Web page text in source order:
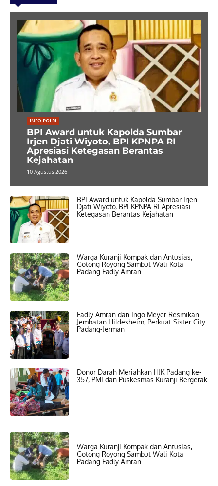
INFO POLRI
BPI Award untuk Kapolda Sumbar
Irjen Djati Wiyoto, BPI KPNPA RI
Apresiasi Ketegasan Berantas
Kejahatan
10 Agustus 2026
BPI Award untuk Kapolda Sumbar Irjen
Djati Wiyoto, BPI KPNPA RI Apresiasi
Ketegasan Berantas Kejahatan
Warga Kuranji Kompak dan Antusias,
Gotong Royong Sambut Wali Kota
Padang Fadly Amran
Fadly Amran dan Ingo Meyer Resmikan
Jembatan Hildesheim, Perkuat Sister City
Padang-Jerman
Donor Darah Meriahkan HJK Padang ke-
357, PMI dan Puskesmas Kuranji Bergerak
Warga Kuranji Kompak dan Antusias,
Gotong Royong Sambut Wali Kota
Padang Fadly Amran